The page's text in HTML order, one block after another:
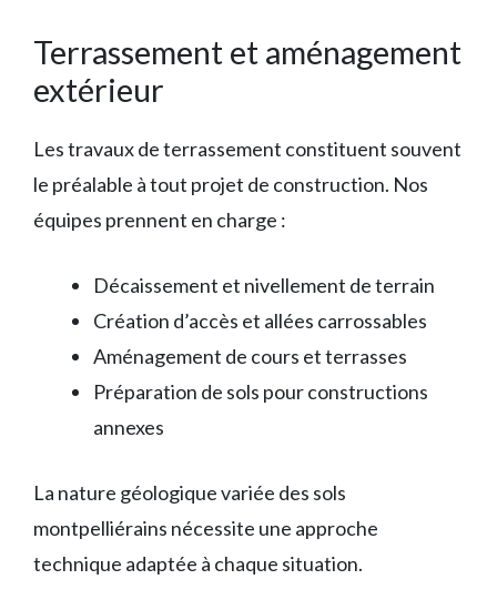
Terrassement et aménagement
extérieur
Les travaux de terrassement constituent souvent
le préalable à tout projet de construction. Nos
équipes prennent en charge :
Décaissement et nivellement de terrain
Création d’accès et allées carrossables
Aménagement de cours et terrasses
Préparation de sols pour constructions
annexes
La nature géologique variée des sols
montpelliérains nécessite une approche
technique adaptée à chaque situation.